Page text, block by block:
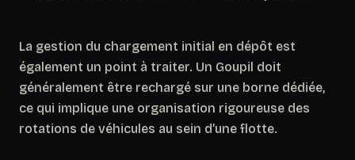
La gestion du chargement initial en dépôt est
également un point à traiter. Un Goupil doit
généralement être rechargé sur une borne dédiée,
ce qui implique une organisation rigoureuse des
rotations de véhicules au sein d’une flotte.